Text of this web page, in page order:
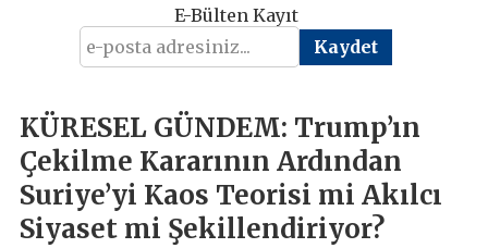
E-Bülten Kayıt
KÜRESEL GÜNDEM: Trump’ın
Çekilme Kararının Ardından
Suriye’yi Kaos Teorisi mi Akılcı
Siyaset mi Şekillendiriyor?